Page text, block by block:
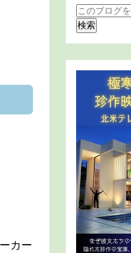
カー